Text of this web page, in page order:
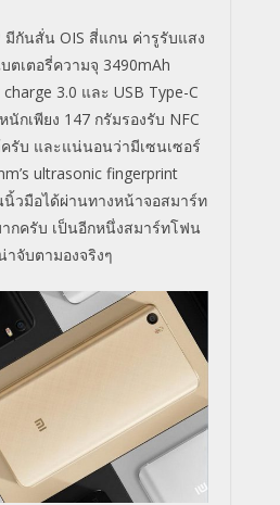
มีกันสั่น OIS สี่แกน ค่ารูรับแสง
ตเตอรี่ความจุ 3490mAh
3.0 และ USB Type-C
กเพียง 147 กรัมรองรับ NFC
รับ และแน่นอนว่ามีเซนเซอร์
ultrasonic fingerprint
วมือได้ผ่านทางหน้าจอสมาร์ท
กครับ เป็นอีกหนึ่งสมาร์ทโฟน
จับตามองจริงๆ